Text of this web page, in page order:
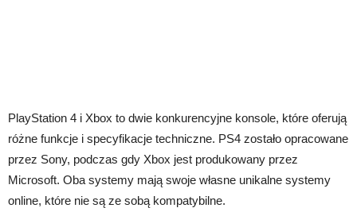
PlayStation 4 i Xbox to dwie konkurencyjne konsole, które oferują
różne funkcje i specyfikacje techniczne. PS4 zostało opracowane
przez Sony, podczas gdy Xbox jest produkowany przez
Microsoft. Oba systemy mają swoje własne unikalne systemy
online, które nie są ze sobą kompatybilne.